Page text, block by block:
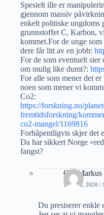
Spesielt ille er
gjennom massiv
enkelt politiske ungdoms
grunnstoffet C, Karbon,
kommet.For de unge
dere får litt av en jobb:
For de som eventuelt sier
om mulig like dumt?:
For alle som mener det
noen som mener vi
Co2:
https://forskning.no/
fremtidsforskning/
co2-mangel/1169816
Forhåpentligvis skjer det
Da har sikkert Norge
fangst?
Ole-Markus
10 JULI, 2020 /
Du presiserer enkle